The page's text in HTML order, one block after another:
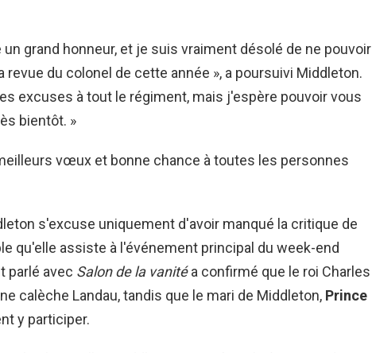
grand honneur, et je suis vraiment désolé de ne pouvoir
revue du colonel de cette année », a poursuivi Middleton.
excuses à tout le régiment, mais j'espère pouvoir vous
bientôt. »
vœux et bonne chance à toutes les personnes
s'excuse uniquement d'avoir manqué la critique de
qu'elle assiste à l'événement principal du week-end
parlé avec Salon de la vanitéa confirmé que le roi Charles
calèche Landau, tandis que le mari de Middleton, Prince
y participer.